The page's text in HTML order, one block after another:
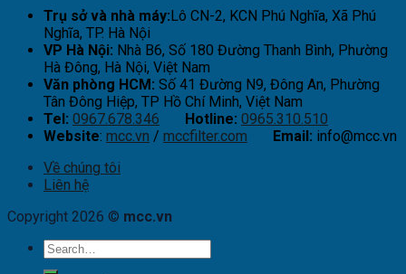
Trụ sở và nhà máy:Lô CN-2, KCN Phú Nghĩa, Xã Phú
Nghĩa, TP. Hà Nội
VP Hà Nội: Nhà B6, Số 180 Đường Thanh Bình, Phường
Hà Đông, Hà Nội, Việt Nam
Văn phòng HCM: Số 41 Đường N9, Đông An, Phường
Tân Đông Hiệp, TP Hồ Chí Minh, Việt Nam
Tel: 0967.678.346 Hotline: 0965.310.510
Website: mcc.vn / mccfilter.com Email: info@mcc.vn
Về chúng tôi
Liên hệ
Copyright 2026 © mcc.vn